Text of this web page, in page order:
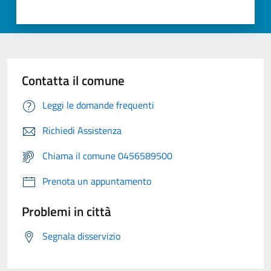
Contatta il comune
Leggi le domande frequenti
Richiedi Assistenza
Chiama il comune 0456589500
Prenota un appuntamento
Problemi in città
Segnala disservizio